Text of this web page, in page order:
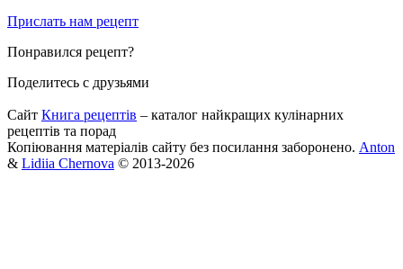
Прислать нам рецепт
Понравился рецепт?
Поделитесь с друзьями
Сайт Книга рецептів – каталог найкращих кулінарних
рецептів та порад
Копіювання матеріалів сайту без посилання заборонено. Anton
& Lidiia Chernova © 2013-2026